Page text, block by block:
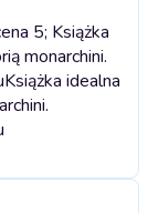
5; Książka
monarchini.
Książka idealna